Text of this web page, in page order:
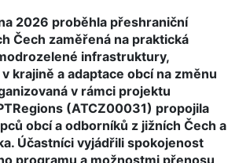
2026 proběhla přeshraniční
Čech zaměřená na praktická
infrastruktury,
krajině a adaptace obcí na změnu
v rámci projektu
(ATCZ00031) propojila
obcí a odborníků z jižních Čech a
Účastníci vyjádřili spokojenost
programu a možnostmi přenosu